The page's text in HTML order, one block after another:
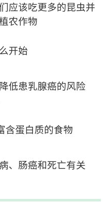
应该吃更多的昆虫并
农作物
开始
低患乳腺癌的风险
含蛋白质的食物
、肠癌和死亡有关